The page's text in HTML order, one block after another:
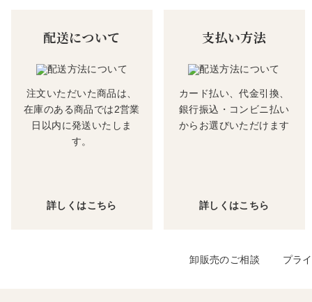
配送について
注文いただいた商品は、
在庫のある商品では2営業
日以内に発送いたしま
す。
詳しくはこちら
支払い方法
カード払い、代金引換、
銀行振込・コンビニ払い
からお選びいただけます
詳しくはこちら
卸販売のご相談 プラ